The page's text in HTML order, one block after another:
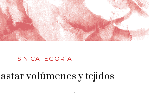
SIN CATEGORÍA
volúmenes y tejidos